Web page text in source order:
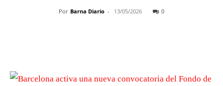
Por Barna Diario - 13/05/2026 0